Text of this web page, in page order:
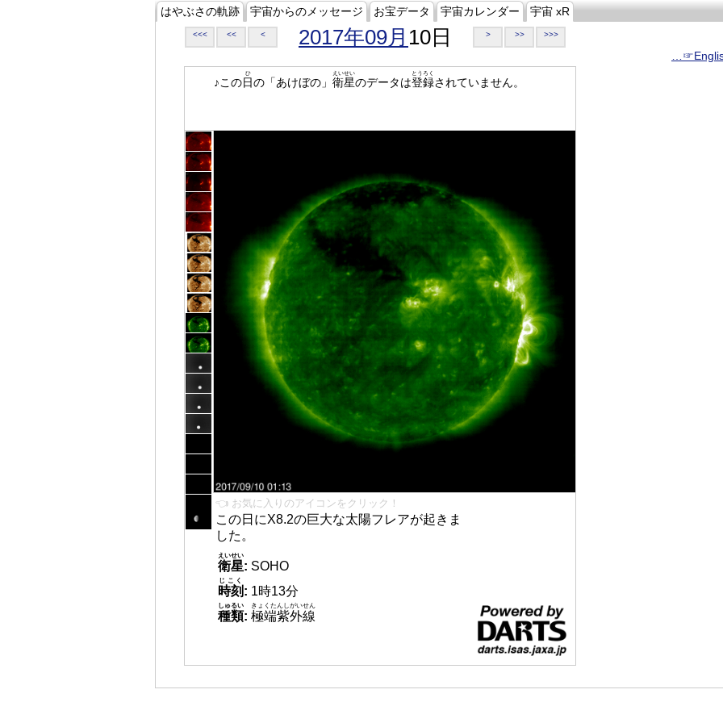
はやぶさの軌跡 宇宙からのメッセージ お宝データ 宇宙カレンダー 宇宙 xR
<<< << < 2017年09月 10日 > >> >>>
♪この日
ひ
の「あけぼの」 衛星
えいせい
のデータは登録
とうろく
されていません。
👈 お気に入りのアイコンをクリック！
この日にX8.2の巨大な太陽フレアが起きま
した。
衛星
えいせい
: SOHO
時刻
じこく
: 1時13分
種類
しゅるい
: 極端紫外線
きょくたんしがいせん